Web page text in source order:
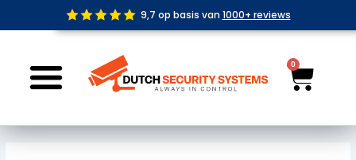
de
9,7 op basis van 1000+ reviews
0